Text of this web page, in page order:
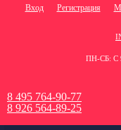
Вход Регистрация
ПН-СБ: С
8 495 764-90-77
8 926 564-89-25